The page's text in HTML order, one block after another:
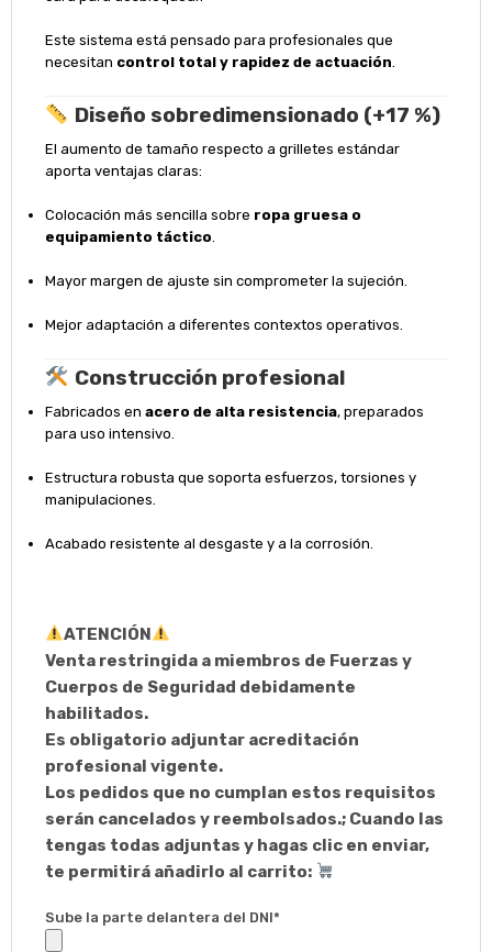
Este sistema está pensado para profesionales que
necesitan control total y rapidez de actuación
Diseño sobredimensionado (+17 %)
El aumento de tamaño respecto a grilletes estándar
aporta ventajas claras:
Colocación más sencilla sobre ropa gruesa o
equipamiento táctico
Mayor margen de ajuste sin comprometer la sujeción.
Mejor adaptación a diferentes contextos operativos.
Construcción profesional
Fabricados en acero de alta resistencia, preparados
para uso intensivo.
Estructura robusta que soporta esfuerzos, torsiones y
manipulaciones.
Acabado resistente al desgaste y a la corrosión.
ATENCIÓN
Venta restringida a miembros de Fuerzas y
Cuerpos de Seguridad debidamente
habilitados.
Es obligatorio adjuntar acreditación
profesional vigente.
Los pedidos que no cumplan estos requisitos
serán cancelados y reembolsados.; Cuando las
tengas todas adjuntas y hagas clic en enviar,
te permitirá añadirlo al carrito:
Sube la parte delantera del DNI*